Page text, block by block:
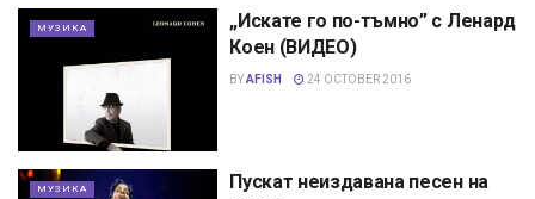
МУЗИКА
„Искате го по-тъмно” с Ленард
Коен (ВИДЕО)
BYAFISH 24 OCTOBER 2016
МУЗИКА
Пускат неиздавана песен на